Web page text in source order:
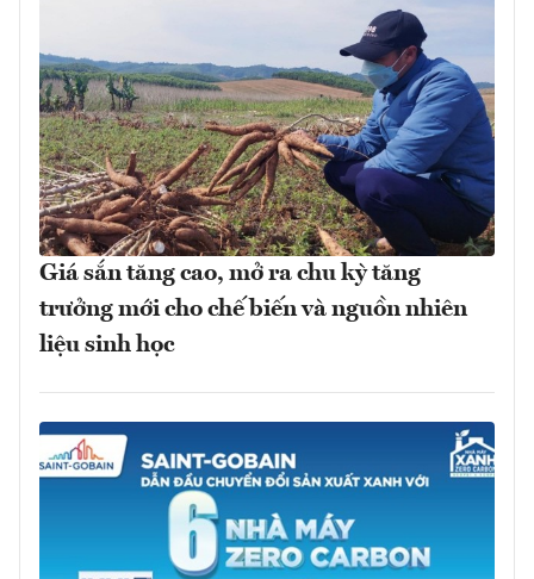
Giá sắn tăng cao, mở ra chu kỳ tăng
trưởng mới cho chế biến và nguồn nhiên
liệu sinh học